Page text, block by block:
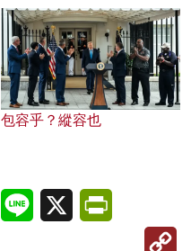
包容乎？縱容也
LinkedInLine X